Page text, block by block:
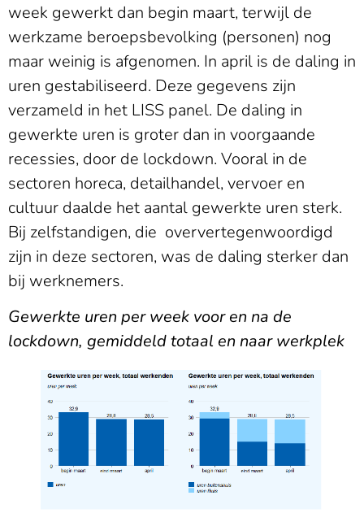
week gewerkt dan begin maart, terwijl de
werkzame beroepsbevolking (personen) nog
maar weinig is afgenomen. In april is de daling in
uren gestabiliseerd. Deze gegevens zijn
verzameld in het LISS panel. De daling in
gewerkte uren is groter dan in voorgaande
recessies, door de lockdown. Vooral in de
sectoren horeca, detailhandel, vervoer en
cultuur daalde het aantal gewerkte uren sterk.
Bij zelfstandigen, die oververtegenwoordigd
zijn in deze sectoren, was de daling sterker dan
bij werknemers.
Gewerkte uren per week voor en na de
lockdown, gemiddeld totaal en naar werkplek